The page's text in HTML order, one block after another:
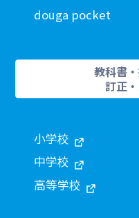
douga pocket
教科書
訂正
小学校
中学校
高等学校